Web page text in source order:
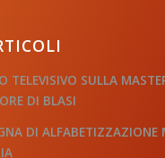
TELEVISIVO SULLA
DI BLASI
DI ALFABETIZZAZIONE